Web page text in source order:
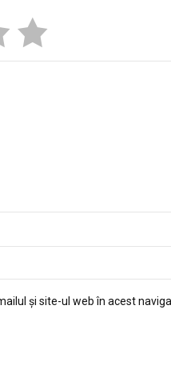
și site-ul web în acest